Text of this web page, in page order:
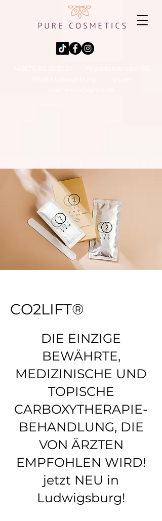
CO2LIFT®
DIE EINZIGE
BEWÄHRTE,
MEDIZINISCHE UND
TOPISCHE
CARBOXYTHERAPIE-
BEHANDLUNG, DIE
VON ÄRZTEN
EMPFOHLEN WIRD!
jetzt NEU in
Ludwigsburg!